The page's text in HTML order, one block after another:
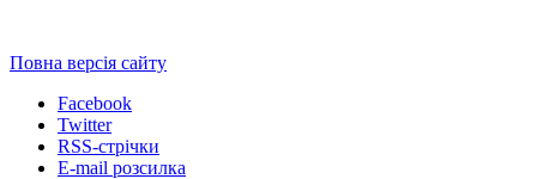
Повна версія сайту
Facebook
Twitter
RSS-стрічки
E-mail розсилка